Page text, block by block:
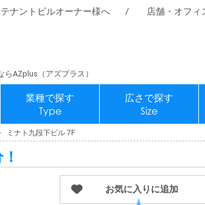
AZplus（アズプラス）
テナントビルオーナー様へ 店舗・オフィ
業種で探す
Type
広さで探す
Size
ミナト九段下ビル 7F
お気に入りに追加